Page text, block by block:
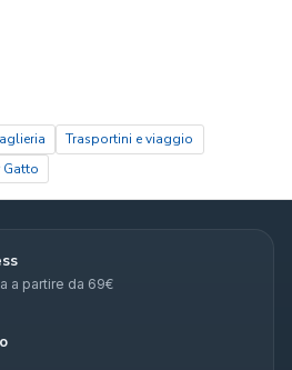
Trasportini e viaggio
Gatto
a partire da 69€